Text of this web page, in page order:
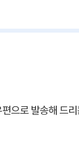
으로 발송해 드